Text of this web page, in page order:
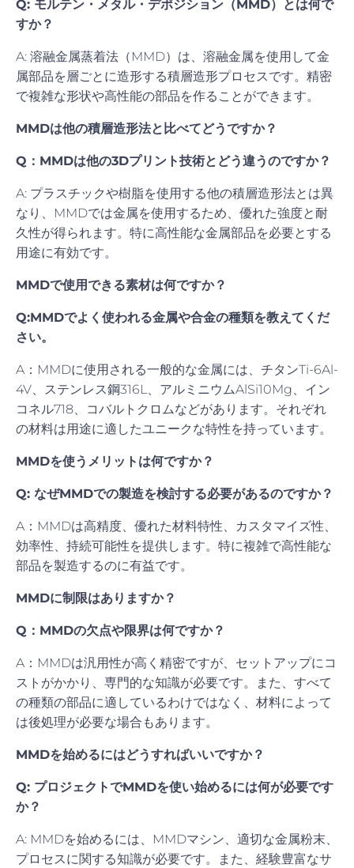
Q: モルテン・メタル・デポジション（MMD）とは何で
すか？
A: 溶融金属蒸着法（MMD）は、溶融金属を使用して金
属部品を層ごとに造形する積層造形プロセスです。精密
で複雑な形状や高性能の部品を作ることができます。
MMDは他の積層造形法と比べてどうですか？
Q：MMDは他の3Dプリント技術とどう違うのですか？
A: プラスチックや樹脂を使用する他の積層造形法とは異
なり、MMDでは金属を使用するため、優れた強度と耐
久性が得られます。特に高性能な金属部品を必要とする
用途に有効です。
MMDで使用できる素材は何ですか？
Q:MMDでよく使われる金属や合金の種類を教えてくだ
さい。
A：MMDに使用される一般的な金属には、チタンTi-6Al-
4V、ステンレス鋼316L、アルミニウムAlSi10Mg、イン
コネル718、コバルトクロムなどがあります。それぞれ
の材料は用途に適したユニークな特性を持っています。
MMDを使うメリットは何ですか？
Q: なぜMMDでの製造を検討する必要があるのですか？
A：MMDは高精度、優れた材料特性、カスタマイズ性、
効率性、持続可能性を提供します。特に複雑で高性能な
部品を製造するのに有益です。
MMDに制限はありますか？
Q：MMDの欠点や限界は何ですか？
A：MMDは汎用性が高く精密ですが、セットアップにコ
ストがかかり、専門的な知識が必要です。また、すべて
の種類の部品に適しているわけではなく、材料によって
は後処理が必要な場合もあります。
MMDを始めるにはどうすればいいですか？
Q: プロジェクトでMMDを使い始めるには何が必要です
か？
A: MMDを始めるには、MMDマシン、適切な金属粉末、
プロセスに関する知識が必要です。また、経験豊富なサ